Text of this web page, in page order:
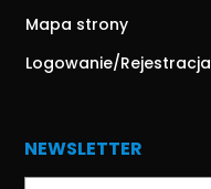
Mapa strony
Logowanie/Rejestracja
NEWSLETTER